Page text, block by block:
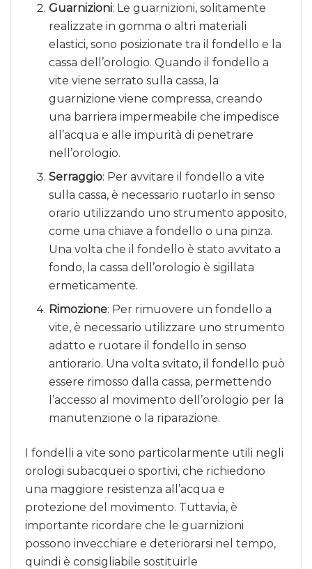
Guarnizioni: Le guarnizioni, solitamente
realizzate in gomma o altri materiali
elastici, sono posizionate tra il fondello e la
cassa dell’orologio. Quando il fondello a
vite viene serrato sulla cassa, la
guarnizione viene compressa, creando
una barriera impermeabile che impedisce
all’acqua e alle impurità di penetrare
nell’orologio.
Serraggio: Per avvitare il fondello a vite
sulla cassa, è necessario ruotarlo in senso
orario utilizzando uno strumento apposito,
come una chiave a fondello o una pinza.
Una volta che il fondello è stato avvitato a
fondo, la cassa dell’orologio è sigillata
ermeticamente.
Rimozione: Per rimuovere un fondello a
vite, è necessario utilizzare uno strumento
adatto e ruotare il fondello in senso
antiorario. Una volta svitato, il fondello può
essere rimosso dalla cassa, permettendo
l’accesso al movimento dell’orologio per la
manutenzione o la riparazione.
I fondelli a vite sono particolarmente utili negli
orologi subacquei o sportivi, che richiedono
una maggiore resistenza all’acqua e
protezione del movimento. Tuttavia, è
importante ricordare che le guarnizioni
possono invecchiare e deteriorarsi nel tempo,
quindi è consigliabile sostituirle